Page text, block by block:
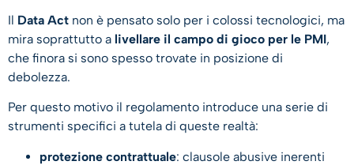
Il Data Act non è pensato solo per i colossi tecnologici, ma
mira soprattutto a livellare il campo di gioco per le PMI,
che finora si sono spesso trovate in posizione di
debolezza.
Per questo motivo il regolamento introduce una serie di
strumenti specifici a tutela di queste realtà:
protezione contrattuale: clausole abusive inerenti